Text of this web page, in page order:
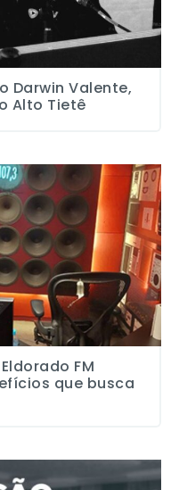
Darwin Valente,
Alto Tietê
aprovam pacote de
FM
que busca
do Brasil de Fato/